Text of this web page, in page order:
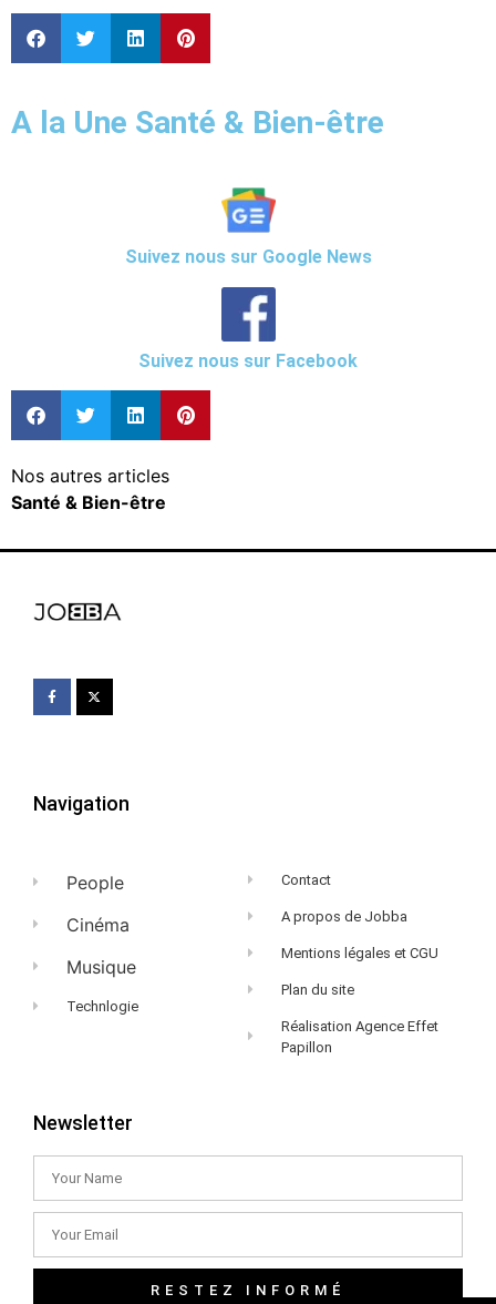
A la Une Santé & Bien-être
Suivez nous sur Google News
Suivez nous sur Facebook
Nos autres articles
Santé & Bien-être
Navigation
People
Cinéma
Musique
Technlogie
Contact
A propos de Jobba
Mentions légales et CGU
Plan du site
Réalisation Agence Effet
Papillon
Newsletter
RESTEZ INFORMÉ